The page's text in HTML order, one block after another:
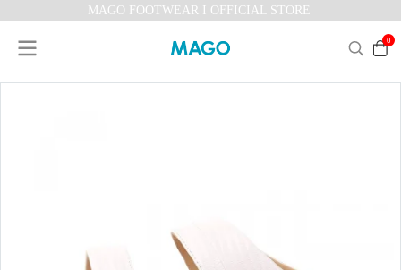
MAGO FOOTWEAR I OFFICIAL STORE
0